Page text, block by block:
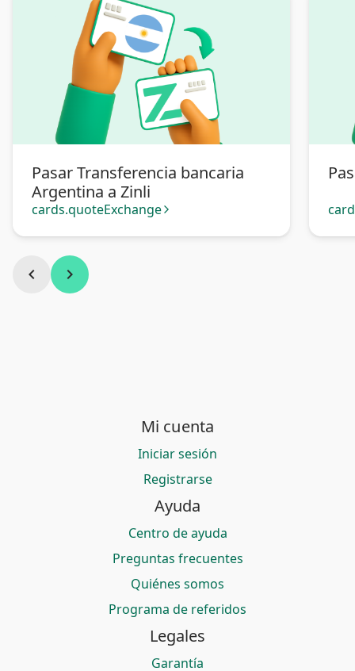
Pasar Transferencia bancaria
Argentina a Zinli
cards.quoteExchange arrow_forward_ios
chevron_left chevron_right
Mi cuenta
Iniciar sesión
Registrarse
Ayuda
Centro de ayuda
Preguntas frecuentes
Quiénes somos
Programa de referidos
Legales
Garantía